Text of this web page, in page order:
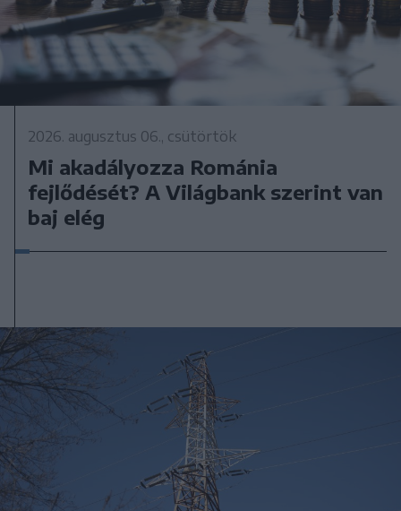
2026. augusztus 06., csütörtök
Mi akadályozza Románia
fejlődését? A Világbank szerint van
baj elég